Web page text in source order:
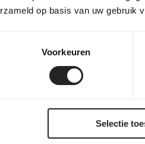
op basis van uw gebruik
Voorkeuren
Selectie